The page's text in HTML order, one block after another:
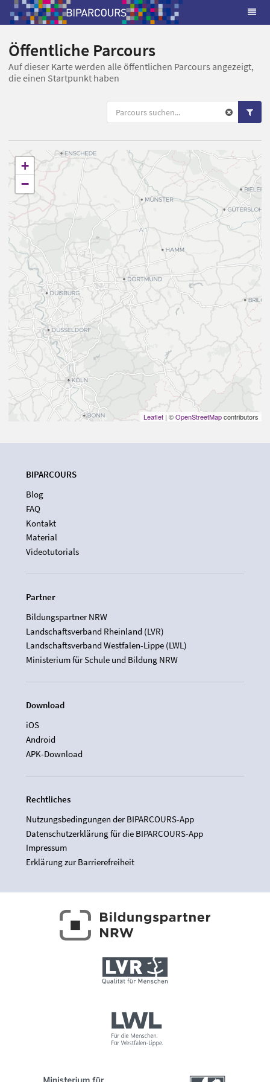
Öffentliche Parcours
Auf dieser Karte werden alle öffentlichen Parcours angezeigt,
die einen Startpunkt haben
+
−
Leaflet | ©OpenStreetMapcontributors
BIPARCOURS
Blog
FAQ
Kontakt
Material
Videotutorials
Partner
Bildungspartner NRW
Landschaftsverband Rheinland (LVR)
Landschaftsverband Westfalen-Lippe (LWL)
Ministerium für Schule und Bildung NRW
Download
iOS
Android
APK-Download
Rechtliches
Nutzungsbedingungen der BIPARCOURS-App
Datenschutzerklärung für die BIPARCOURS-App
Impressum
Erklärung zur Barrierefreiheit